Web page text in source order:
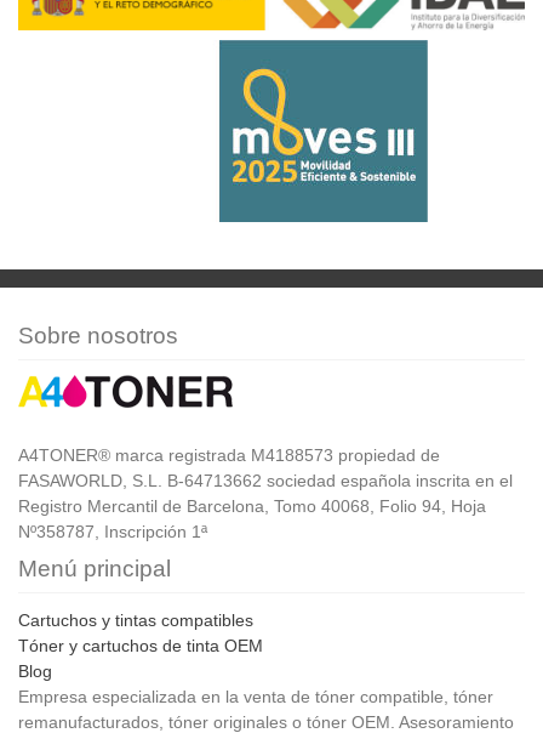
Sobre nosotros
A4TONER® marca registrada M4188573 propiedad de
FASAWORLD, S.L. B-64713662 sociedad española inscrita en el
Registro Mercantil de Barcelona, Tomo 40068, Folio 94, Hoja
Nº358787, Inscripción 1ª
Menú principal
Cartuchos y tintas compatibles
Tóner y cartuchos de tinta OEM
Blog
Empresa especializada en la venta de tóner compatible, tóner
remanufacturados, tóner originales o tóner OEM. Asesoramiento